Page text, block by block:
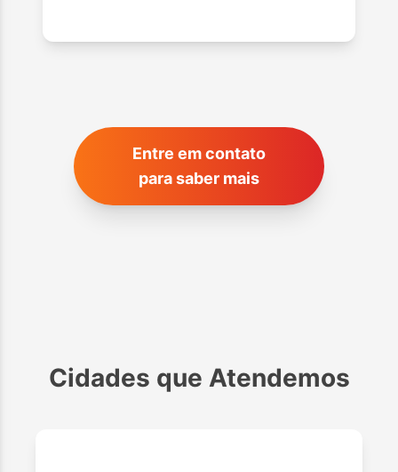
Entre em contato
para saber mais
Cidades que Atendemos